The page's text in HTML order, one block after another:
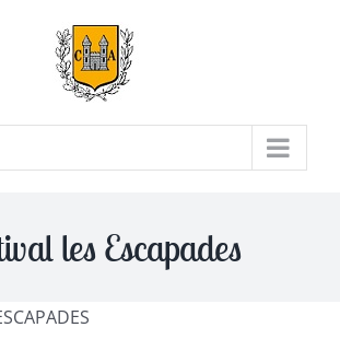
les Escapades